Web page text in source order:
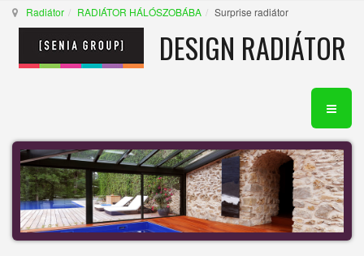
Radiátor RADIÁTOR HÁLÓSZOBÁBA Surprise radiátor
DESIGN RADIÁTOR